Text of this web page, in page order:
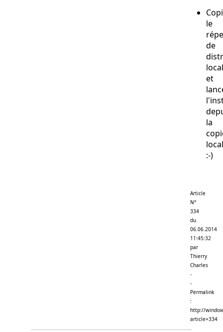
le
de
et
la
:-)
Article
N°
334
du
06.06.2014
11:45:32
par
Thierry
Charles
-
-
Permalink
:
http://
article=334